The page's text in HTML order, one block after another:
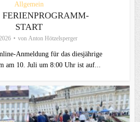
Allgemein
FERIENPROGRAMM-
START
von Anton Hötzelsperger
Anmeldung für das diesjährige
am 10. Juli um 8:00 Uhr ist auf...